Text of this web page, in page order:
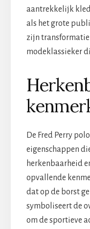
aantrekkelijk
als het grote
zijn
modeklassieker
De Fred Perry
eigenschappen
herkenbaarheid
opvallende
dat op de borst
symboliseert de
om de sportieve